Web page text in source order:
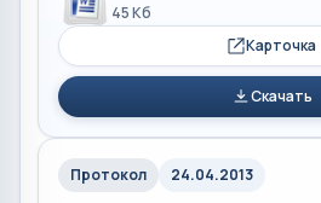
45 Кб
Карточка
Скачать
Протокол 24.04.2013